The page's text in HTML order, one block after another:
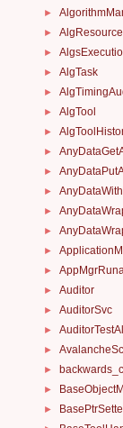
►
►
►
► AlgTask
►
► AlgTool
►
►
►
►
►
►
►
►
► Auditor
► AuditorSvc
►
►
►
►
►